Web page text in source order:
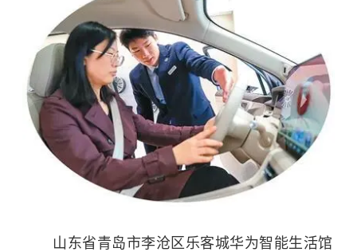
山东省青岛市李沧区乐客城华为智能生活馆